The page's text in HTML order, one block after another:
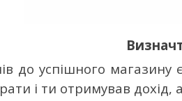
до успішного
і ти отримував дохід,